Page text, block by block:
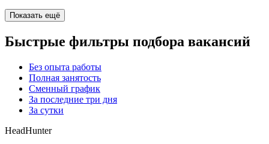
Показать ещё
Быстрые фильтры подбора вакансий
Без опыта работы
Полная занятость
Сменный график
За последние три дня
За сутки
HeadHunter